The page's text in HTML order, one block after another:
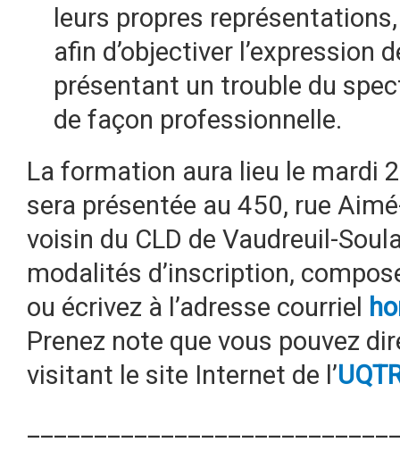
leurs propres
afin d’objectiver l’expression
présentant un trouble du
de façon professionnelle.
La formation aura lieu le mardi
sera présentée au 450, rue
voisin du CLD de Vaudreuil-
modalités d’inscription,
ou écrivez à l’adresse courriel
Prenez note que vous pouvez
visitant le site Internet de l’